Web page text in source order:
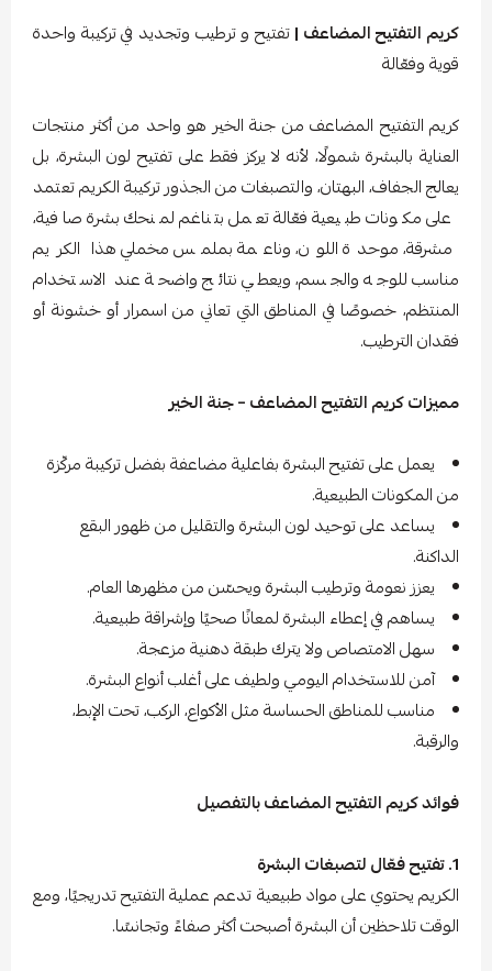
كريم التفتيح المضاعف |تفتيح و ترطيب وتجديد في تركيبة واحدة
قوية وفعّالة
كريم التفتيح المضاعف من جنة الخير هو واحد من أكثر منتجات
العناية بالبشرة شمولًا، لأنه لا يركز فقط على تفتيح لون البشرة، بل
يعالج الجفاف، البهتان، والتصبغات من الجذور تركيبة الكريم تعتمد
على مكونات طبيعية فعّالة تعمل بتناغم لمنحك بشرة صافية،
مشرقة، موحدة اللون، وناعمة بملمس مخملي هذا الكريم
مناسب للوجه والجسم، ويعطي نتائج واضحة عند الاستخدام
المنتظم، خصوصًا في المناطق التي تعاني من اسمرار أو خشونة أو
فقدان الترطيب.
مميزات كريم التفتيح المضاعف – جنة الخير
يعمل على تفتيح البشرة بفاعلية مضاعفة بفضل تركيبة مركّزة
من المكونات الطبيعية.
يساعد على توحيد لون البشرة والتقليل من ظهور البقع
الداكنة.
يعزز نعومة وترطيب البشرة ويحسّن من مظهرها العام.
يساهم في إعطاء البشرة لمعانًا صحيًا وإشراقة طبيعية.
سهل الامتصاص ولا يترك طبقة دهنية مزعجة.
آمن للاستخدام اليومي ولطيف على أغلب أنواع البشرة.
مناسب للمناطق الحساسة مثل الأكواع، الركب، تحت الإبط،
والرقبة.
فوائد كريم التفتيح المضاعف بالتفصيل
1. تفتيح فعّال لتصبغات البشرة
الكريم يحتوي على مواد طبيعية تدعم عملية التفتيح تدريجيًا، ومع
الوقت تلاحظين أن البشرة أصبحت أكثر صفاءً وتجانسًا.